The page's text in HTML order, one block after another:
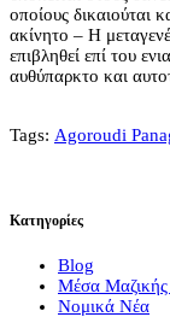
οποίους δικαιούται
ακίνητο – Η
επιβληθεί επί του
αυθύπαρκτο και
Tags: Αgoroudi
Κατηγορίες
Blog
Μέσα
Νομικά Νέα